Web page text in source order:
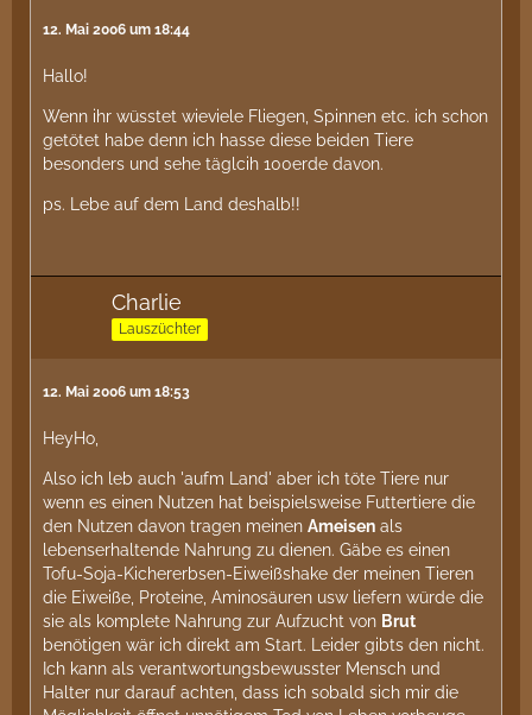
12. Mai 2006 um 18:44
Hallo!
Wenn ihr wüsstet wieviele Fliegen, Spinnen etc. ich schon
getötet habe denn ich hasse diese beiden Tiere
besonders und sehe täglcih 100erde davon.
ps. Lebe auf dem Land deshalb!!
Charlie
Lauszüchter
12. Mai 2006 um 18:53
HeyHo,
Also ich leb auch 'aufm Land' aber ich töte Tiere nur
wenn es einen Nutzen hat beispielsweise Futtertiere die
den Nutzen davon tragen meinen Ameisen als
lebenserhaltende Nahrung zu dienen. Gäbe es einen
Tofu-Soja-Kichererbsen-Eiweißshake der meinen Tieren
die Eiweiße, Proteine, Aminosäuren usw liefern würde die
sie als komplete Nahrung zur Aufzucht von Brut
benötigen wär ich direkt am Start. Leider gibts den nicht.
Ich kann als verantwortungsbewusster Mensch und
Halter nur darauf achten, dass ich sobald sich mir die